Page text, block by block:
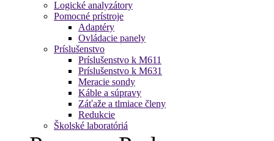
Logické analyzátory
Pomocné prístroje
Adaptéry
Ovládacie panely
Príslušenstvo
Príslušenstvo k M611
Príslušenstvo k M631
Meracie sondy
Káble a súpravy
Záťaže a tlmiace členy
Redukcie
Školské laboratóriá